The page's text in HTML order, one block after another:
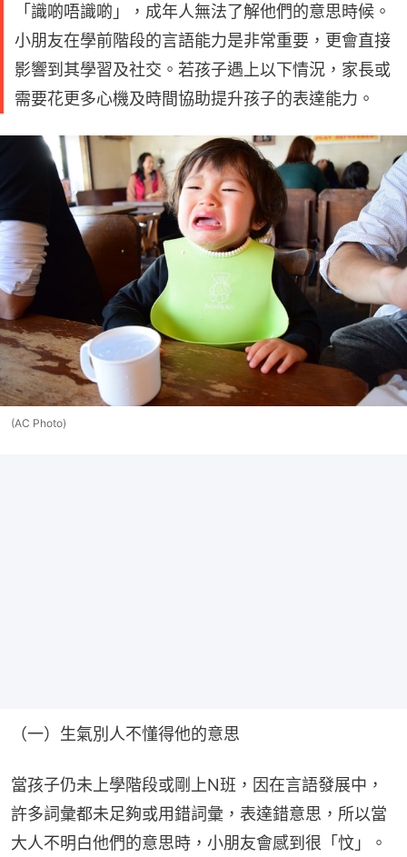
「識啲唔識啲」，成年人無法了解他們的意思時候。
小朋友在學前階段的言語能力是非常重要，更會直接
影響到其學習及社交。若孩子遇上以下情況，家長或
需要花更多心機及時間協助提升孩子的表達能力。
(AC Photo)
（一）生氣別人不懂得他的意思
當孩子仍未上學階段或剛上N班，因在言語發展中，
許多詞彙都未足夠或用錯詞彙，表達錯意思，所以當
大人不明白他們的意思時，小朋友會感到很「忟」。